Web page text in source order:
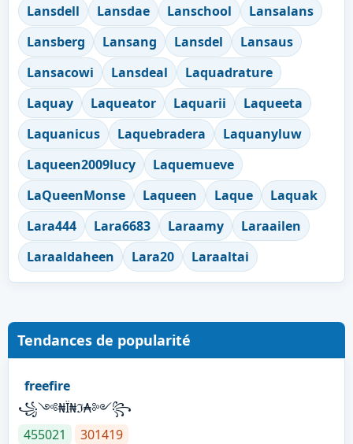
Lansdell
Lansdae Lanschool
Lansalans
Lansberg
Lansang Lansdel
Lansaus
Lansacowi
Lansdeal
Laquadrature
Laquay
Laqueator Laquarii
Laqueeta
Laquanicus
Laquebradera
Laquanyluw
Laqueen2009lucy
Laquemueve
LaQueenMonse
Laqueen Laque
Laquak
Lara444
Lara6683 Laraamy
Laraailen
Laraaldaheen
Lara20 Laraaltai
Tendances de popularité
freefire
꧁༺₦Ї₦ℑ₳༻꧂
455021
301419